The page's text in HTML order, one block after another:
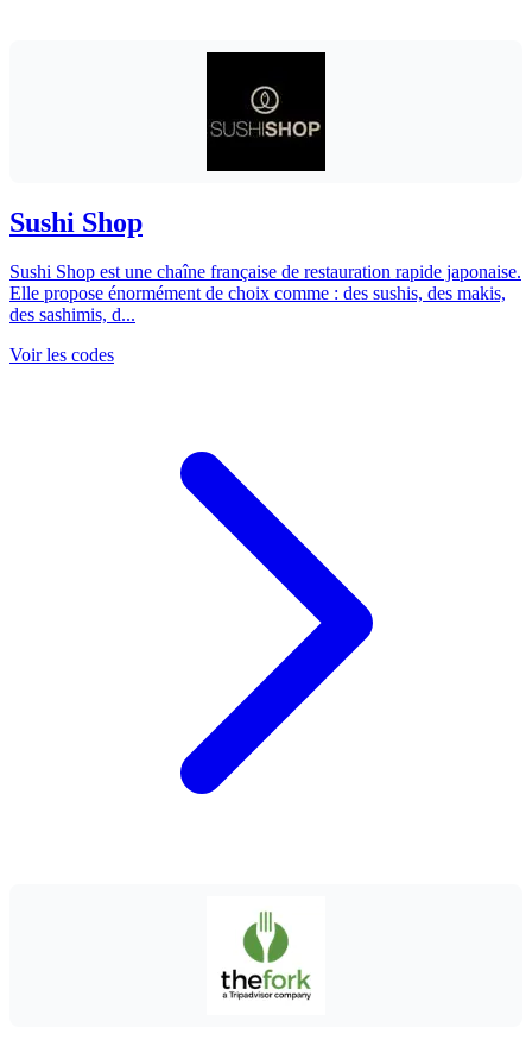
Sushi Shop
Sushi Shop est une chaîne française de restauration rapide japonaise.
Elle propose énormément de choix comme : des sushis, des makis,
des sashimis, d...
Voir les codes